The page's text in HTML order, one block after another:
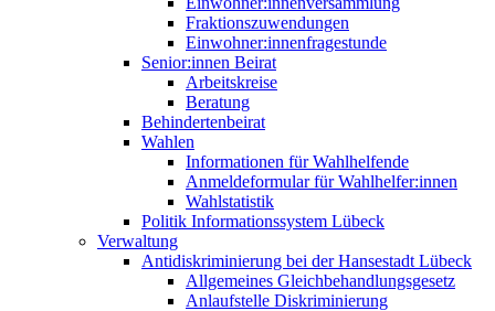
Fraktionszuwendungen
Einwohner:innenfragestunde
Senior:innen Beirat
Arbeitskreise
Beratung
Behindertenbeirat
Wahlen
Informationen für Wahlhelfende
Anmeldeformular für Wahlhelfer:innen
Wahlstatistik
Politik Informationssystem Lübeck
Verwaltung
Antidiskriminierung bei der Hansestadt Lübeck
Allgemeines Gleichbehandlungsgesetz
Anlaufstelle Diskriminierung